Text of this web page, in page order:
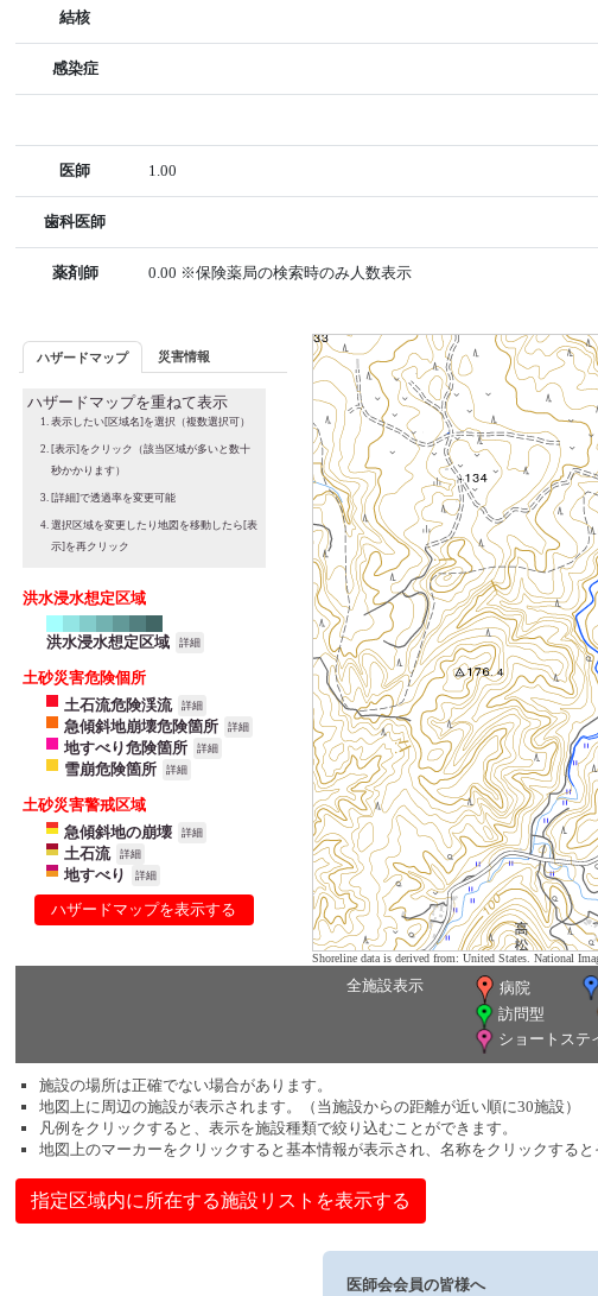
結核
感染症
医師 1.00
歯科医師
薬剤師 0.00 ※保険薬局の検索時のみ人数表示
ハザードマップ 災害情報
ハザードマップを重ねて表示
表示したい[区域名]を選択（複数選択可）
[表示]をクリック（該当区域が多いと数十
秒かかります）
[詳細]で透過率を変更可能
選択区域を変更したり地図を移動したら[表
示]を再クリック
洪水浸水想定区域
洪水浸水想定区域 詳細
土砂災害危険個所
土石流危険渓流
詳細
急傾斜地崩壊危険箇所 詳細
地すべり危険箇所 詳細
雪崩危険箇所 詳細
土砂災害警戒区域
急傾斜地の崩壊
詳細
土石流 詳細
地すべり 詳細
ハザードマップを表示する
Shoreline data is derived from: United States. National
全施設表示 病院
訪問型
ショートステ
施設の場所は正確でない場合があります。
地図上に周辺の施設が表示されます。（当施設からの距離が近い順に30施設）
凡例をクリックすると、表示を施設種類で絞り込むことができます。
地図上のマーカーをクリックすると基本情報が表示され、名称をクリックすると
指定区域内に所在する施設リストを表示する
医師会会員の皆様へ